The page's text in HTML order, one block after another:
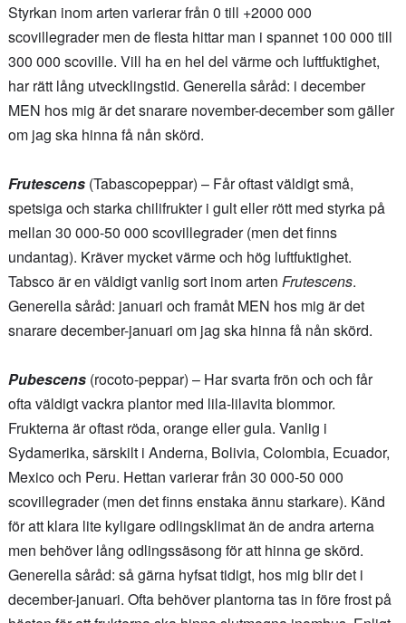
Styrkan inom arten varierar från 0 till +2000 000
scovillegrader men de flesta hittar man i spannet 100 000 till
300 000 scoville. Vill ha en hel del värme och luftfuktighet,
har rätt lång utvecklingstid. Generella såråd: i december
MEN hos mig är det snarare november-december som gäller
om jag ska hinna få nån skörd.
Frutescens (Tabascopeppar) – Får oftast väldigt små,
spetsiga och starka chilifrukter i gult eller rött med styrka på
mellan 30 000-50 000 scovillegrader (men det finns
undantag). Kräver mycket värme och hög luftfuktighet.
Tabsco är en väldigt vanlig sort inom arten Frutescens.
Generella såråd: januari och framåt MEN hos mig är det
snarare december-januari om jag ska hinna få nån skörd.
Pubescens (rocoto-peppar) – Har svarta frön och och får
ofta väldigt vackra plantor med lila-lilavita blommor.
Frukterna är oftast röda, orange eller gula. Vanlig i
Sydamerika, särskilt i Anderna, Bolivia, Colombia, Ecuador,
Mexico och Peru. Hettan varierar från 30 000-50 000
scovillegrader (men det finns enstaka ännu starkare). Känd
för att klara lite kyligare odlingsklimat än de andra arterna
men behöver lång odlingssäsong för att hinna ge skörd.
Generella såråd: så gärna hyfsat tidigt, hos mig blir det i
december-januari. Ofta behöver plantorna tas in före frost på